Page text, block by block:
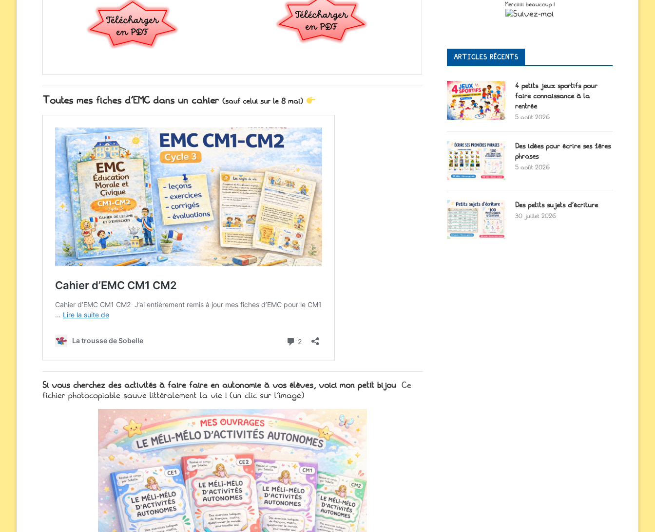
Toutes mes fiches d’EMC dans un cahier (sauf celui sur le 8 mai)
Si vous cherchez des activités à faire faire en autonomie à vos élèves, voici mon petit bijou Ce
fichier photocopiable sauve littéralement la vie ! (un clic sur l’image)
Merciiiii beaucoup !
ARTICLES RÉCENTS
4 petits jeux sportifs pour
faire connaissance à la
rentrée
5 août 2026
Des idées pour écrire ses 1ères
phrases
5 août 2026
Des petits sujets d’écriture
30 juillet 2026